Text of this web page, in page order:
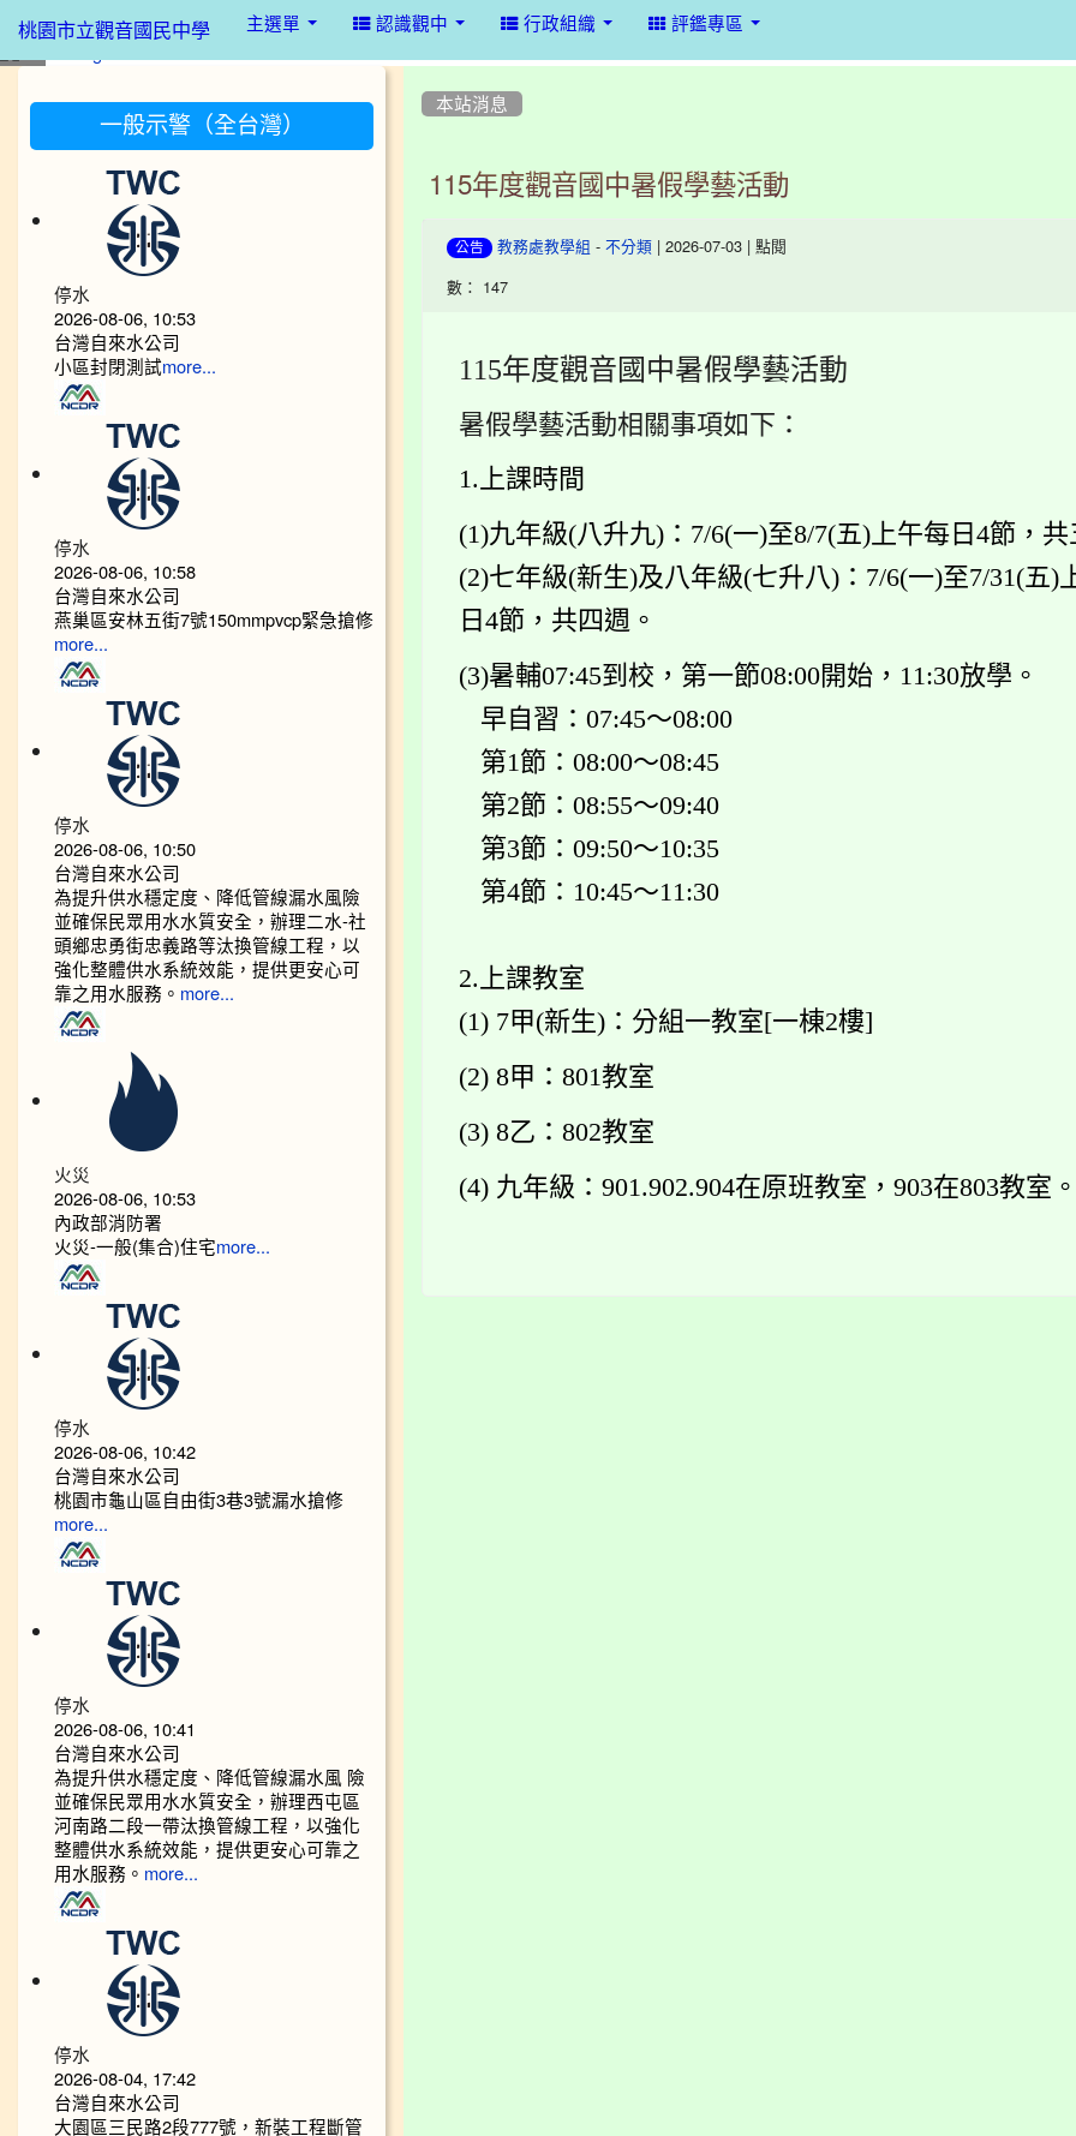
桃園市立觀音國民中學 主選單 認識觀中 行政組織 評鑑專區
本站消息
115年度觀音國中暑假學藝活動
公告 教務處教學組 - 不分類 | 2026-07-03 | 點閱
數： 147
115年度觀音國中暑假學藝活動
暑假學藝活動相關事項如下：
1.上課時間
(1)九年級(八升九) ：7/6(一)至8/7(五)上午每日4節，
(2)七年級(新生)及八年級(七升八)：7/6(一)至7/31(五)
日4節，共四週。
(3)暑輔07:45到校，第一節08:00開始，11:30放學。
早自習：07:45～08:00
第1節：08:00～08:45
第2節：08:55～09:40
第3節：09:50～10:35
第4節：10:45～11:30
2.上課教室
(1) 7甲(新生) ：分組一教室[一棟2樓]
(2) 8甲：801教室
(3) 8乙：802教室
(4) 九年級：901.902.904在原班教室，903在803教室
一般示警（全台灣）
停水
2026-08-06, 10:53
台灣自來水公司
小區封閉測試more...
停水
2026-08-06, 10:58
台灣自來水公司
燕巢區安林五街7號150mmpvcp緊急搶修
more...
停水
2026-08-06, 10:50
台灣自來水公司
為提升供水穩定度、降低管線漏水風險
並確保民眾用水水質安全，辦理二水-社
頭鄉忠勇街忠義路等汰換管線工程，以
強化整體供水系統效能，提供更安心可
靠之用水服務。 more...
火災
2026-08-06, 10:53
內政部消防署
火災-一般(集合)住宅more...
停水
2026-08-06, 10:42
台灣自來水公司
桃園市龜山區自由街3巷3號漏水搶修
more...
停水
2026-08-06, 10:41
台灣自來水公司
為提升供水穩定度、降低管線漏水風 險
並確保民眾用水水質安全，辦理西屯區
河南路二段一帶汰換管線工程，以強化
整體供水系統效能，提供更安心可靠之
用水服務。 more...
停水
2026-08-04, 17:42
台灣自來水公司
大園區三民路2段777號，新裝工程斷管